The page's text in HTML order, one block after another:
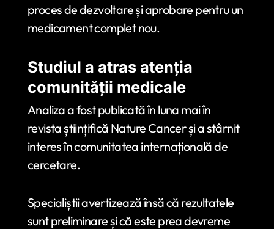
proces de dezvoltare și aprobare pentru un
medicament complet nou.
Studiul a atras atenția
comunității medicale
Analiza a fost publicată în luna mai în
revista științifică Nature Cancerși a stârnit
interes în comunitatea internațională de
cercetare.
Specialiștii avertizează însă că rezultatele
sunt preliminare și că este prea devreme